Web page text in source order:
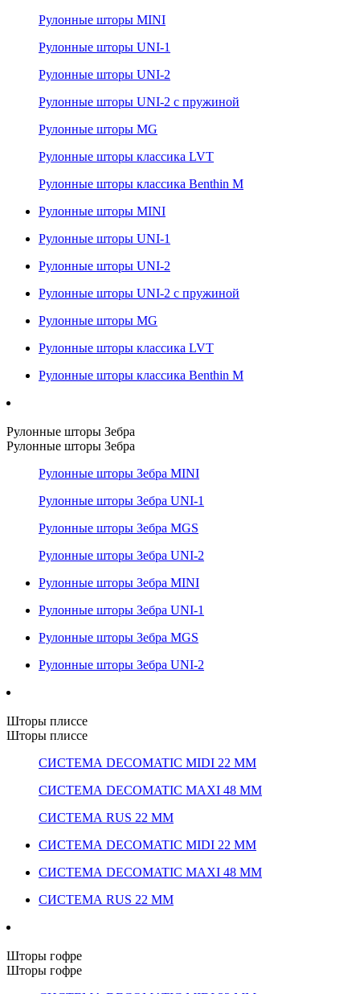
Рулонные шторы MINI
Рулонные шторы UNI-1
Рулонные шторы UNI-2
Рулонные шторы UNI-2 с пружиной
Рулонные шторы MG
Рулонные шторы классика LVT
Рулонные шторы классика Benthin M
Рулонные шторы MINI
Рулонные шторы UNI-1
Рулонные шторы UNI-2
Рулонные шторы UNI-2 с пружиной
Рулонные шторы MG
Рулонные шторы классика LVT
Рулонные шторы классика Benthin M
Рулонные шторы Зебра
Рулонные шторы Зебра
Рулонные шторы Зебра MINI
Рулонные шторы Зебра UNI-1
Рулонные шторы Зебра MGS
Рулонные шторы Зебра UNI-2
Рулонные шторы Зебра MINI
Рулонные шторы Зебра UNI-1
Рулонные шторы Зебра MGS
Рулонные шторы Зебра UNI-2
Шторы плиссе
Шторы плиссе
СИСТЕМА DECOMATIC MIDI 22 ММ
СИСТЕМА DECOMATIC MAXI 48 ММ
СИСТЕМА RUS 22 ММ
СИСТЕМА DECOMATIC MIDI 22 ММ
СИСТЕМА DECOMATIC MAXI 48 ММ
СИСТЕМА RUS 22 ММ
Шторы гофре
Шторы гофре